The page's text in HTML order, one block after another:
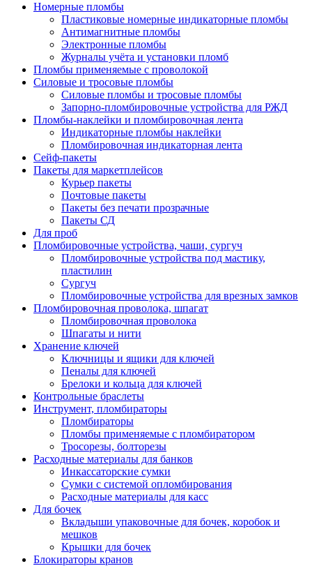
Номерные пломбы
Пластиковые номерные индикаторные пломбы
Антимагнитные пломбы
Электронные пломбы
Журналы учёта и установки пломб
Пломбы применяемые с проволокой
Силовые и тросовые пломбы
Силовые пломбы и тросовые пломбы
Запорно-пломбировочные устройства для РЖД
Пломбы-наклейки и пломбировочная лента
Индикаторные пломбы наклейки
Пломбировочная индикаторная лента
Сейф-пакеты
Пакеты для маркетплейсов
Курьер пакеты
Почтовые пакеты
Пакеты без печати прозрачные
Пакеты СД
Для проб
Пломбировочные устройства, чаши, сургуч
Пломбировочные устройства под мастику,
пластилин
Сургуч
Пломбировочные устройства для врезных замков
Пломбировочная проволока, шпагат
Пломбировочная проволока
Шпагаты и нити
Хранение ключей
Ключницы и ящики для ключей
Пеналы для ключей
Брелоки и кольца для ключей
Контрольные браслеты
Инструмент, пломбираторы
Пломбираторы
Пломбы применяемые с пломбиратором
Тросорезы, болторезы
Расходные материалы для банков
Инкассаторские сумки
Сумки с системой опломбирования
Расходные материалы для касс
Для бочек
Вкладыши упаковочные для бочек, коробок и
мешков
Крышки для бочек
Блокираторы кранов